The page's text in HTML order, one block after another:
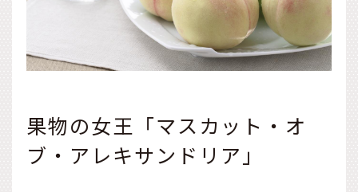
果物の女王「マスカット・オ
ブ・アレキサンドリア」